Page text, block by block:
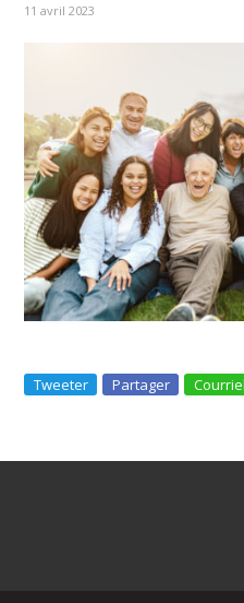
11 avril 2023
Tweeter Partager Courriel